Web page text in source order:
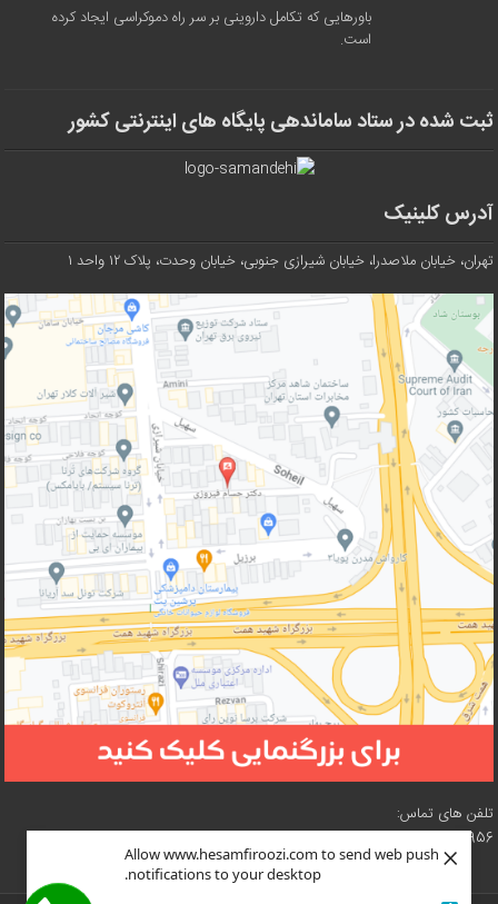
Allow www.hesamfiroozi.com to send web push
notifications to your desktop.
×
باورهایی که تکامل داروینی بر سر راه دموکراسی ایجاد کرده
است.
ثبت شده در ستاد ساماندهی پایگاه های اینترنتی کشور
آدرس کلینیک
تهران، خیابان ملاصدرا، خیابان شیرازی جنوبی، خیابان وحدت، پلاک ۱۲ واحد ۱
تلفن های تماس:
02188210956 – 02188619057 – 02188618073 – 02188619216